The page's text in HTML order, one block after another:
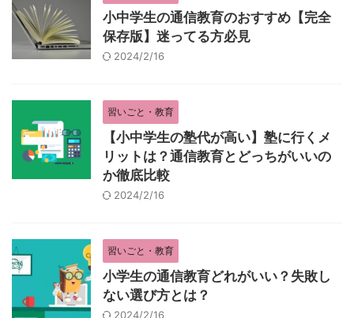
小中学生の通信教育のおすすめ【完全
保存版】迷ってる方必見
2024/2/16
習いごと・教育
【小中学生の塾代が高い】塾に行くメ
リットは？通信教育とどっちがいいの
か徹底比較
2024/2/16
習いごと・教育
小学生の通信教育どれがいい？失敗し
ない選び方とは？
2024/2/16